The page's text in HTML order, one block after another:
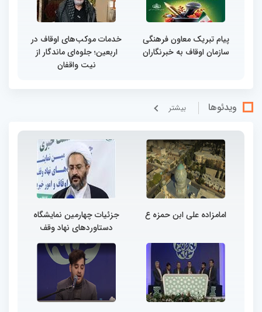
پیام تبریک معاون فرهنگی
سازمان اوقاف به خبرنگاران
خدمات موکب‌های اوقاف در
اربعین؛ جلوه‌ای ماندگار از
نیت واقفان
ویدئوها بيشتر
امامزاده علی ابن حمزه ع
جزئیات چهارمین نمایشگاه
دستاوردهای نهاد وقف